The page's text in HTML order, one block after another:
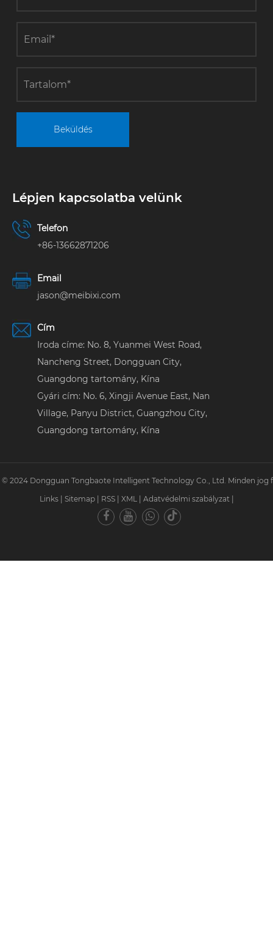
Beküldés
Lépjen kapcsolatba velünk
Telefon
+86-13662871206
Email
jason@meibixi.com
Cím
Iroda címe: No. 8, Yuanmei West Road,
Nancheng Street, Dongguan City,
Guangdong tartomány, Kína
Gyári cím: No. 6, Xingji Avenue East, Nan
Village, Panyu District, Guangzhou City,
Guangdong tartomány, Kína
2024 Dongguan Tongbaote Intelligent Technology Co., Ltd. Minden jog
Links
Sitemap RSS XML Adatvédelmi szabályzat